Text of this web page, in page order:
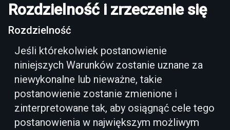
Rozdzielność i zrzeczenie się
Rozdzielność
Jeśli którekolwiek postanowienie
niniejszych Warunków zostanie uznane za
niewykonalne lub nieważne, takie
postanowienie zostanie zmienione i
zinterpretowane tak, aby osiągnąć cele tego
postanowienia w największym możliwym